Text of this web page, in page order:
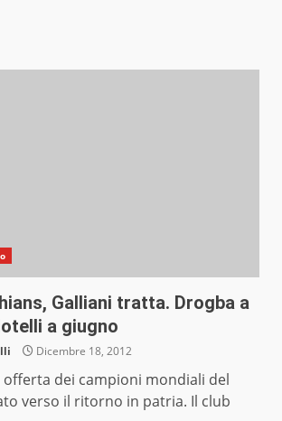
Galliani tratta. Drogba a
a giugno
Dicembre 18, 2012
offerta dei campioni mondiali del
verso il ritorno in patria. Il club